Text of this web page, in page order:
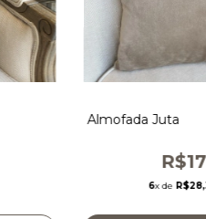
Almofada Juta
6x de